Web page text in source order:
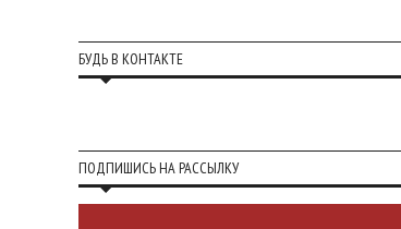
БУДЬ В КОНТАКТЕ
ПОДПИШИСЬ НА РАССЫЛКУ